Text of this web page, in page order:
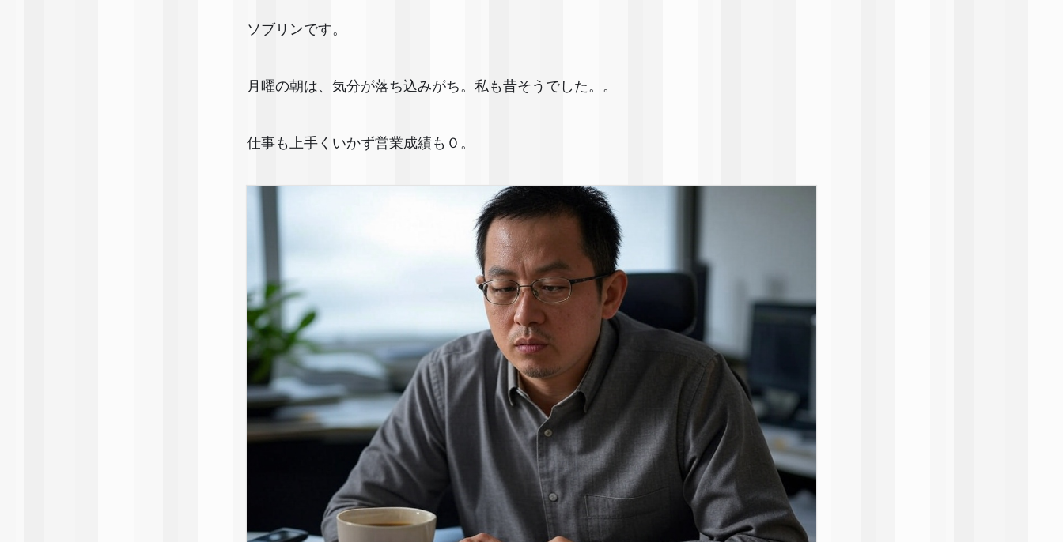
ソブリンです。
月曜の朝は、気分が落ち込みがち。私も昔そうでした。。
仕事も上手くいかず営業成績も０。